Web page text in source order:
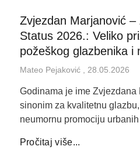
Zvjezdan Marjanović –
Status 2026.: Veliko
požeškog glazbenika i
Mateo Pejaković 28.05.2026
Godinama je ime Zvjezdana
sinonim za kvalitetnu
neumornu promociju
Pročitaj više...